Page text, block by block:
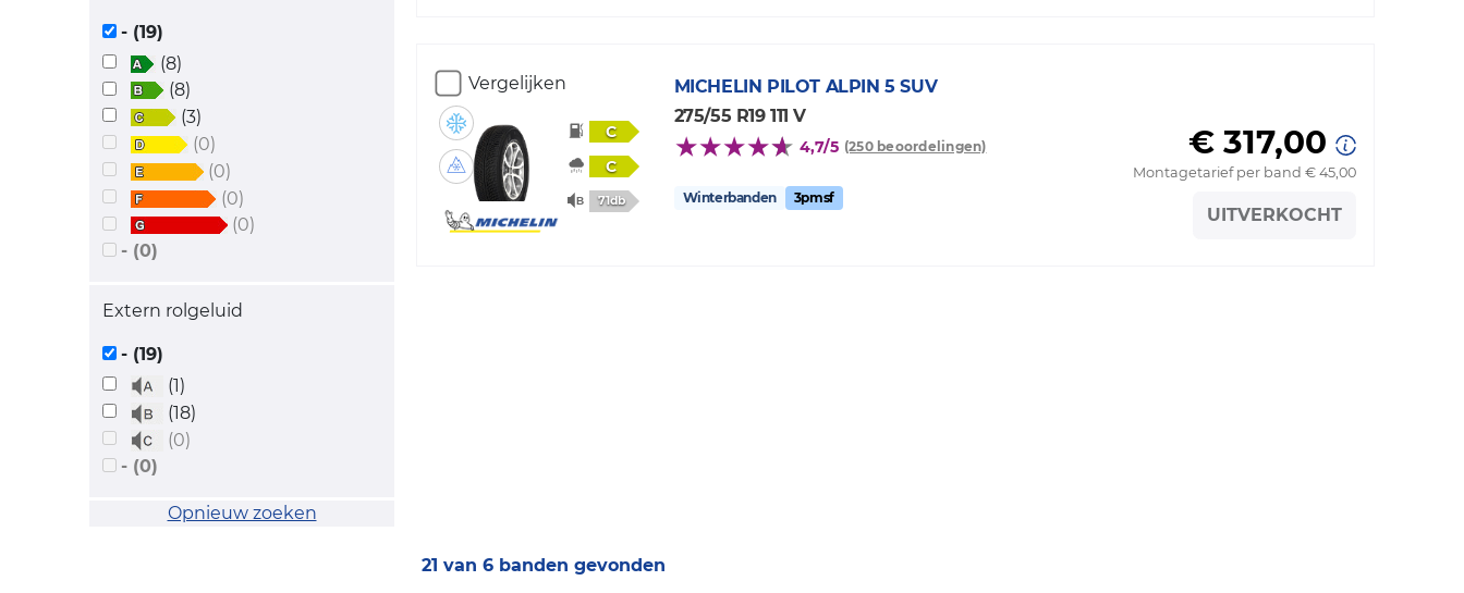
- (19)
(8)
(8)
(3)
(0)
(0)
(0)
(0)
- (0)
Extern rolgeluid
- (19)
(1)
(18)
(0)
- (0)
Opnieuw zoeken
Vergelijken
C
C
71db
MICHELIN PILOT ALPIN 5 SUV
275/55 R19 111 V
4,7/5 (250 beoordelingen)
Winterbanden 3pmsf
€ 317,00
Montagetarief per band € 45,00
UITVERKOCHT
21 van 6 banden gevonden